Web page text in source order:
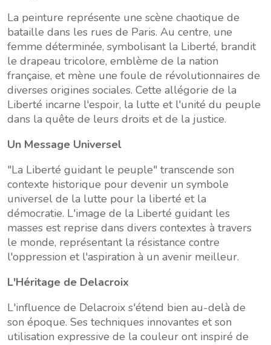
La peinture représente une scène chaotique de
bataille dans les rues de Paris. Au centre, une
femme déterminée, symbolisant la Liberté, brandit
le drapeau tricolore, emblème de la nation
française, et mène une foule de révolutionnaires de
diverses origines sociales. Cette allégorie de la
Liberté incarne l'espoir, la lutte et l'unité du peuple
dans la quête de leurs droits et de la justice.
Un Message Universel
"La Liberté guidant le peuple" transcende son
contexte historique pour devenir un symbole
universel de la lutte pour la liberté et la
démocratie. L'image de la Liberté guidant les
masses est reprise dans divers contextes à travers
le monde, représentant la résistance contre
l'oppression et l'aspiration à un avenir meilleur.
L'Héritage de Delacroix
L'influence de Delacroix s'étend bien au-delà de
son époque. Ses techniques innovantes et son
utilisation expressive de la couleur ont inspiré de